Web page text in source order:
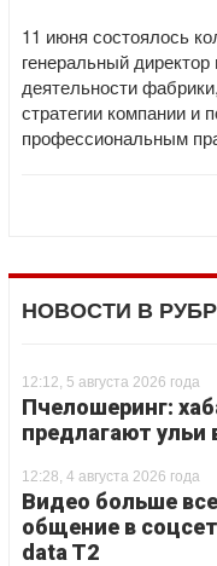
11 июня состоялось
генеральный директор
деятельности
стратегии компании и
профессиональным
НОВОСТИ В
12:12, 5 августа 2026 года
Пчелошеринг:
предлагают ульи
12:28, 4 августа 2026 года
Видео больше
общение в
data T2